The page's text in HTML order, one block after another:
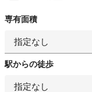
専有面積
指定なし
駅からの徒歩
指定なし